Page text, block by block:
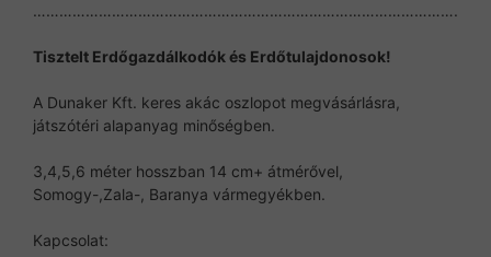
…………………………………………………………………………………….
Tisztelt Erdőgazdálkodók és Erdőtulajdonosok!
A Dunaker Kft. keres akác oszlopot megvásárlásra,
játszótéri alapanyag minőségben.
3,4,5,6 méter hosszban 14 cm+ átmérővel,
Somogy-,Zala-, Baranya vármegyékben.
Kapcsolat: